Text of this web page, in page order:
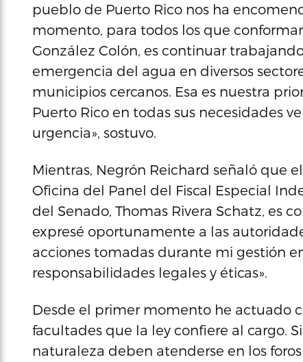
pueblo de Puerto Rico nos ha
momento, para todos los que
González Colón, es continuar
emergencia del agua en diversos
municipios cercanos. Esa es nuestra
Puerto Rico en todas sus necesidades
urgencia», sostuvo.
Mientras, Negrón Reichard señaló que
Oficina del Panel del Fiscal Especial
del Senado, Thomas Rivera Schatz, es
expresé oportunamente a las
acciones tomadas durante mi gestión
responsabilidades legales y éticas».
Desde el primer momento he actuado
facultades que la ley confiere al cargo.
naturaleza deben atenderse en los